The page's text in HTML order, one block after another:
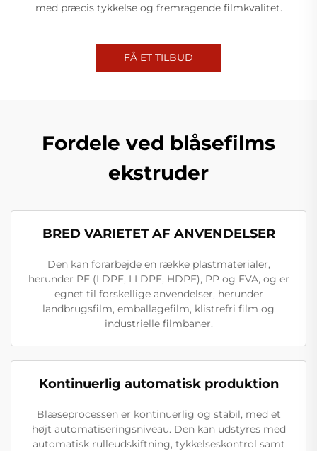
med præcis tykkelse og fremragende filmkvalitet.
FÅ ET TILBUD
Fordele ved blåsefilms
ekstruder
BRED VARIETET AF ANVENDELSER
Den kan forarbejde en række plastmaterialer,
herunder PE (LDPE, LLDPE, HDPE), PP og EVA, og er
egnet til forskellige anvendelser, herunder
landbrugsfilm, emballagefilm, klistrefri film og
industrielle filmbaner.
Kontinuerlig automatisk produktion
Blæseprocessen er kontinuerlig og stabil, med et
højt automatiseringsniveau. Den kan udstyres med
automatisk rulleudskiftning, tykkelseskontrol samt